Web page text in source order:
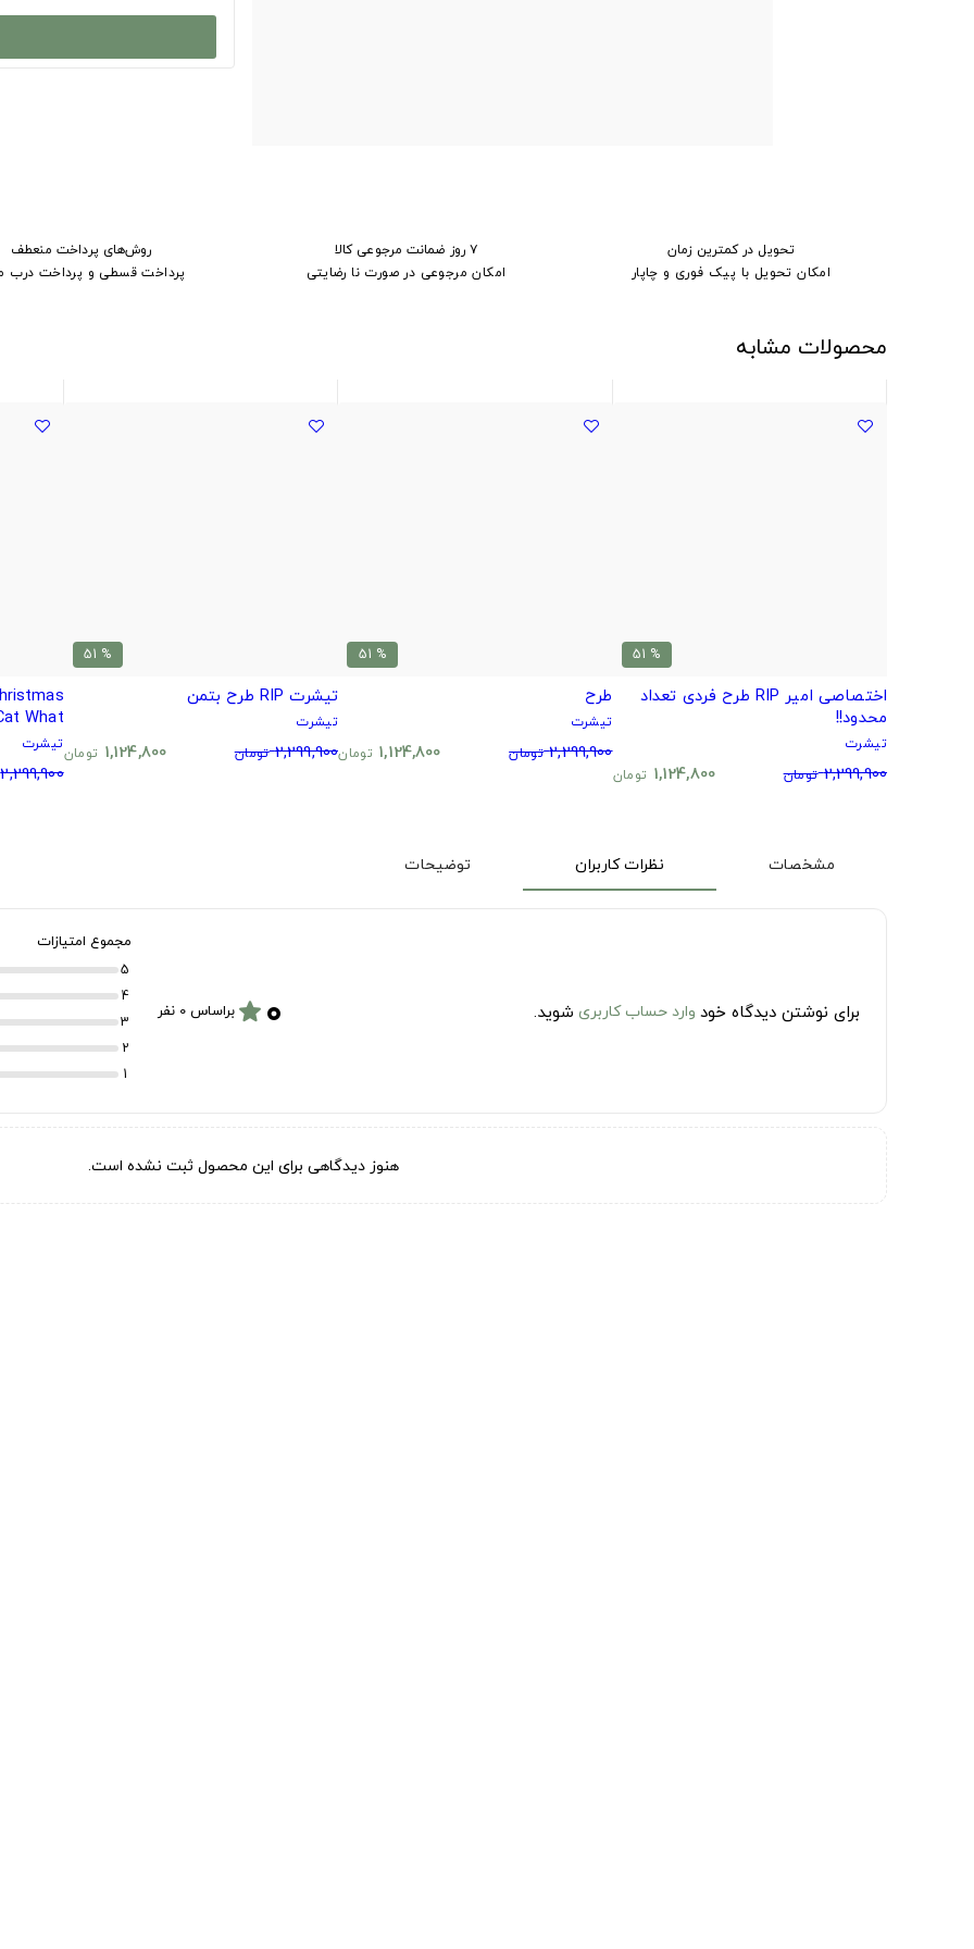
تحویل در کمترین زمان
امکان تحویل با پیک فوری و چاپار
۷ روز ضمانت مرجوعی کالا
امکان مرجوعی در صورت نا رضایتی
روش‌های پرداخت منعطف
پرداخت قسطی و پرداخت درب
محصولات مشابه
% 51
اختصاصی امیر RIP طرح فردی تعداد
محدود!!
تیشرت
2,299,900 تومان 1,124,800 تومان
% 51
طرح
تیشرت
2,299,900 تومان 1,124,800 تومان
% 51
تیشرت RIP طرح بتمن
تیشرت
2,299,900 تومان 1,124,800 تومان
What?
تیشرت
2,299,900
مشخصات نظرات کاربران توضیحات
برای نوشتن دیدگاه خود وارد حساب کاربری شوید. ۰ starبراساس 0 نفر
مجموع امتیازات
5
4
3
2
1
هنوز دیدگاهی برای این محصول ثبت نشده است.